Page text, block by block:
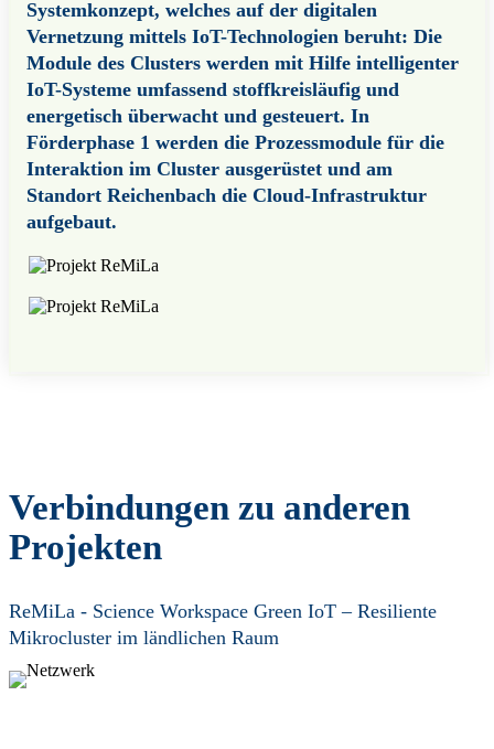
Systemkonzept, welches auf der digitalen
Vernetzung mittels IoT-Technologien beruht: Die
Module des Clusters werden mit Hilfe intelligenter
IoT-Systeme umfassend stoffkreisläufig und
energetisch überwacht und gesteuert. In
Förderphase 1 werden die Prozessmodule für die
Interaktion im Cluster ausgerüstet und am
Standort Reichenbach die Cloud-Infrastruktur
aufgebaut.
Verbindungen zu anderen
Projekten
ReMiLa - Science Workspace Green IoT – Resiliente
Mikrocluster im ländlichen Raum